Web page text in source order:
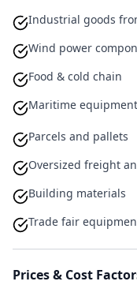
Industrial goods
Wind power
Food & cold chain
Maritime equipment
Parcels and pallets
Oversized freight
Building materials
Trade fair
Prices & Cost